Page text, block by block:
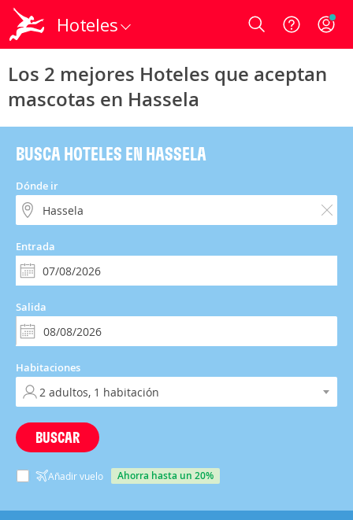
Hoteles Login
Los 2 mejores Hoteles que aceptan
mascotas en Hassela
BUSCA HOTELES EN HASSELA
Dónde ir
Entrada
Salida
Habitaciones
BUSCAR
Añadir vuelo ahorra hasta un 20%